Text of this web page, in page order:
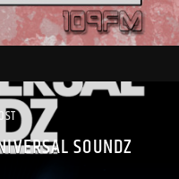
SOUNDZ